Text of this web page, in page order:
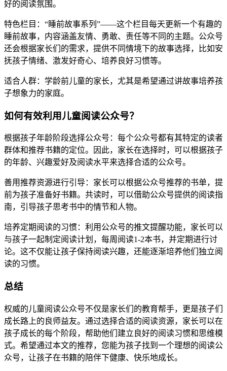
好的阅读氛围。
特色栏目：“睡前故事系列”——这个栏目每天更新一个有趣的
睡前故事，内容涵盖友情、勇敢、责任等不同的主题。公众号
还会根据家长们的需求，提供不同情境下的故事选择，比如安
抚孩子情绪、激发好奇心、培养良好习惯等。
适合人群：学龄前儿童的家长，尤其是希望通过讲故事培养孩
子想象力的家庭。
如何有效利用儿童阅读公众号？
根据孩子年龄阶段选择公众号：每个公众号都有其特定的读者
群体和推荐书籍的定位。因此，家长在选择时，可以根据孩子
的年龄、兴趣爱好及阅读水平来选择合适的公众号。
善用推荐资源进行引导：家长可以根据公众号推荐的书单，提
前为孩子准备好书籍。共读时，可以借助公众号提供的阅读指
南，引导孩子思考书中的情节和人物。
培养定期阅读的习惯：利用公众号的推文提醒功能，家长可以
与孩子一起制定阅读计划，每周阅读1-2本书，并定期进行讨
论。这不仅能让孩子保持阅读兴趣，还能逐渐培养他们独立阅
读的习惯。
总结
权威的儿童阅读公众号不仅是家长们的教育帮手，更是孩子们
成长路上的良师益友。通过选择合适的阅读资源，家长可以在
孩子成长的每个阶段，帮助他们建立良好的阅读习惯和思维模
式。希望通过本文的推荐，您能为孩子找到一个理想的阅读公
众号，让孩子在书籍的陪伴下健康、快乐地成长。